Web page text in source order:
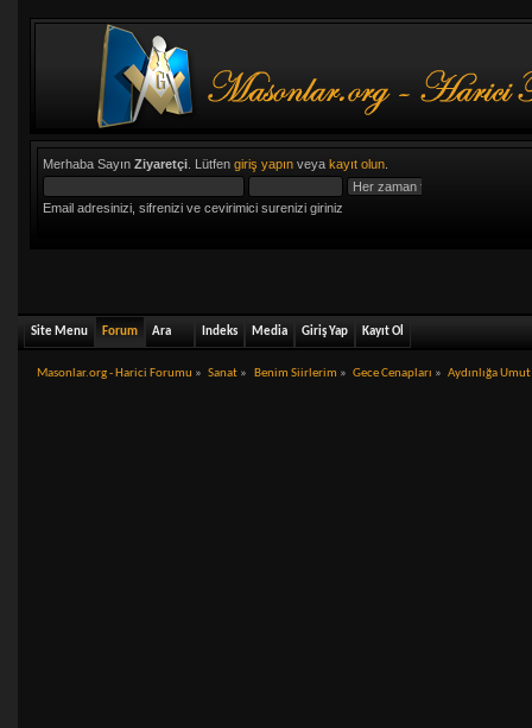
Merhaba Sayın Ziyaretçi. Lütfen giriş yapınveya kayıt olun.
Email adresinizi, sifrenizi ve cevirimici surenizi giriniz
Site Menu Forum Ara Indeks Media Giriş Yap Kayıt Ol
Masonlar.org - Harici Forumu » Sanat » Benim Siirlerim » Gece Cenapları » Aydınlığa Umut